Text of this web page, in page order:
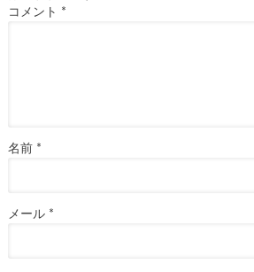
コメント *
名前 *
メール *